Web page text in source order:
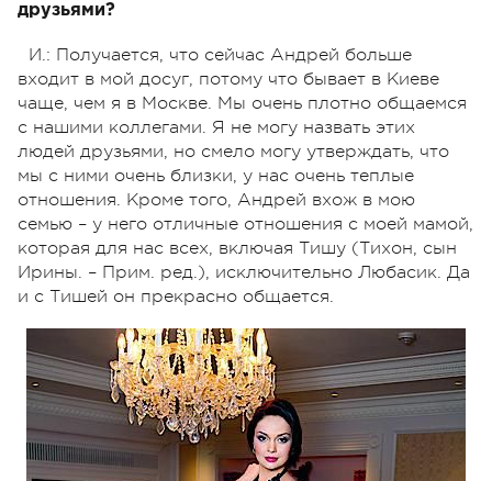
друзьями?
И.: Получается, что сейчас Андрей больше
входит в мой досуг, потому что бывает в Киеве
чаще, чем я в Москве. Мы очень плотно общаемся
с нашими коллегами. Я не могу назвать этих
людей друзьями, но смело могу утверждать, что
мы с ними очень близки, у нас очень теплые
отношения. Кроме того, Андрей вхож в мою
семью – у него отличные отношения с моей мамой,
которая для нас всех, включая Тишу (Тихон, сын
Ирины. – Прим. ред.), исключительно Любасик. Да
и с Тишей он прекрасно общается.